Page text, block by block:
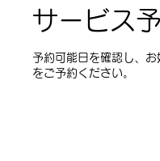
サービス
予約可能日を確認し、お
をご予約ください。